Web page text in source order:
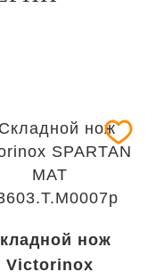
нож
Victorinox